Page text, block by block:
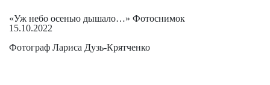
«Уж небо осенью дышало…» Фотоснимок
15.10.2022
Фотограф Лариса Дузь-Крятченко